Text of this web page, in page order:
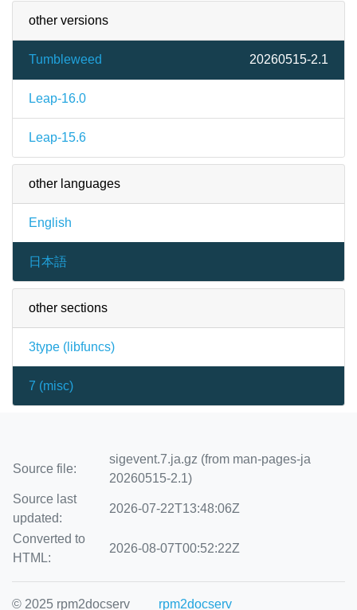
other versions
Tumbleweed 20260515-2.1
Leap-16.0
Leap-15.6
other languages
English
日本語
other sections
3type ( libfuncs)
7 (misc)
Source file:
sigevent.7.ja.gz (from man-pages-ja
20260515-2.1)
Source last
updated:
2026-07-22T13:48:06Z
Converted to
HTML:
2026-08-07T00:52:22Z
© 2025 rpm2docserv rpm2docserv